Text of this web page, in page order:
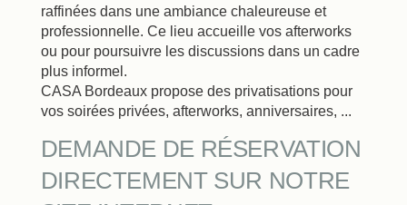
raffinées dans une ambiance chaleureuse et
professionnelle. Ce lieu accueille vos afterworks
ou pour poursuivre les discussions dans un cadre
plus informel.
CASA Bordeaux propose des privatisations pour
vos soirées privées, afterworks, anniversaires, ...
DEMANDE DE RÉSERVATION
DIRECTEMENT SUR NOTRE